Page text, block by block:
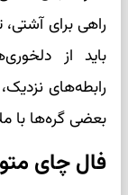
راهی برای آشتی،
باید از
رابطه‌های
بعضی گره‌ها با
فال چای